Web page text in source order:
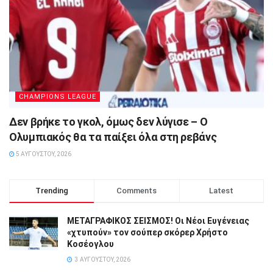
CHAMPIONS LEAGUE
Δεν βρήκε το γκολ, όμως δεν λύγισε – Ο
Ολυμπιακός θα τα παίξει όλα στη ρεβάνς
5 ΑΥΓΟΎΣΤΟΥ, 2026
Trending Comments Latest
ΜΕΤΑΓΡΑΦΙΚΟΣ ΣΕΙΣΜΟΣ! Οι Νέοι Ευγένειας
«χτυπούν» τον σούπερ σκόρερ Χρήστο
Κοσέογλου
3 ΑΥΓΟΎΣΤΟΥ, 2026